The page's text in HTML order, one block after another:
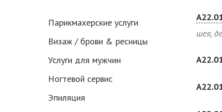
шея,
Парикмахерские услуги
Визаж / брови & ресницы
Услуги для мужчин
Ногтевой сервис
Эпиляция